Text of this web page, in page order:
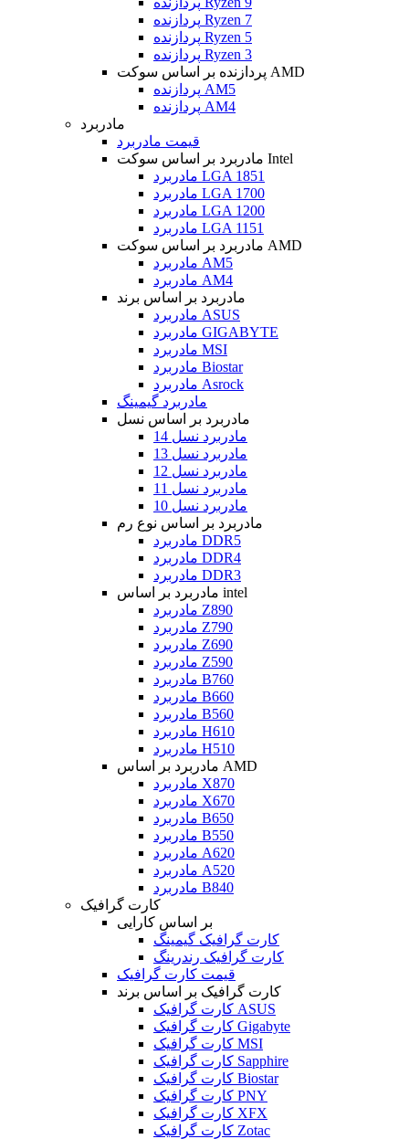
پردازنده Ryzen 7
پردازنده Ryzen 5
پردازنده Ryzen 3
پردازنده بر اساس سوکت AMD
پردازنده AM5
پردازنده AM4
مادربرد
قیمت مادربرد
مادربرد بر اساس سوکت Intel
مادربرد LGA 1851
مادربرد LGA 1700
مادربرد LGA 1200
مادربرد LGA 1151
مادربرد بر اساس سوکت AMD
مادربرد AM5
مادربرد AM4
مادربرد بر اساس برند
مادربرد ASUS
مادربرد GIGABYTE
مادربرد MSI
مادربرد Biostar
مادربرد Asrock
مادربرد گیمینگ
مادربرد بر اساس نسل
مادربرد نسل 14
مادربرد نسل 13
مادربرد نسل 12
مادربرد نسل 11
مادربرد نسل 10
مادربرد بر اساس نوع رم
مادربرد DDR5
مادربرد DDR4
مادربرد DDR3
مادربرد بر اساس intel
مادربرد Z890
مادربرد Z790
مادربرد Z690
مادربرد Z590
مادربرد B760
مادربرد B660
مادربرد B560
مادربرد H610
مادربرد H510
مادربرد بر اساس AMD
مادربرد X870
مادربرد X670
مادربرد B650
مادربرد B550
مادربرد A620
مادربرد A520
مادربرد B840
کارت گرافیک
بر اساس کارایی
کارت گرافیک گیمینگ
کارت گرافیک رندرینگ
قیمت کارت گرافیک
کارت گرافیک بر اساس برند
کارت گرافیک ASUS
کارت گرافیک Gigabyte
کارت گرافیک MSI
کارت گرافیک Sapphire
کارت گرافیک Biostar
کارت گرافیک PNY
کارت گرافیک XFX
کارت گرافیک Zotac